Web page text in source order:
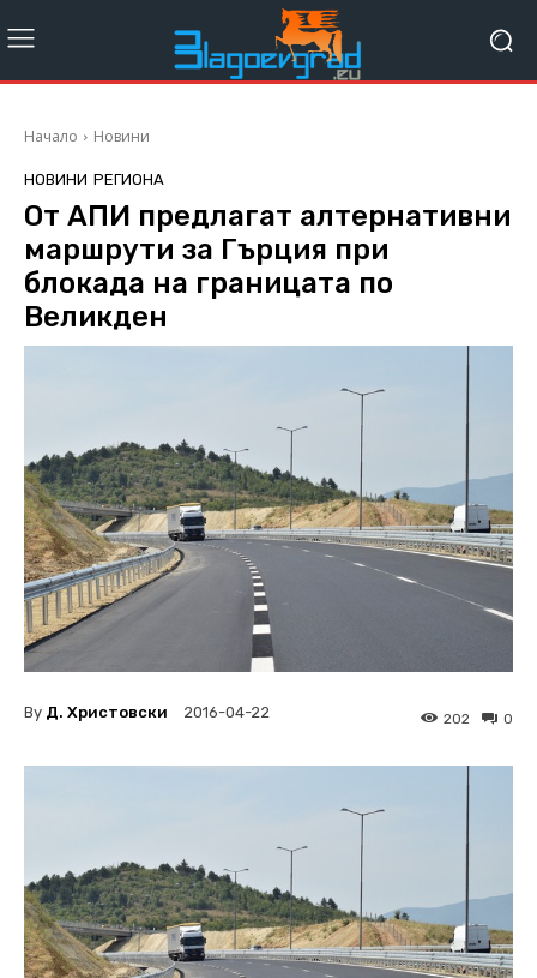
Начало Новини
НОВИНИ РЕГИОНА
От АПИ предлагат алтернативни
маршрути за Гърция при
блокада на границата по
Великден
By Д. Христовски 2016-04-22 0
202